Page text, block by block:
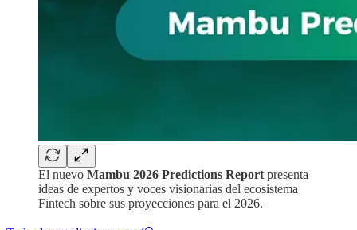
El nuevo Mambu 2026 Predictions Reportpresenta
ideas de expertos y voces visionarias del ecosistema
Fintech sobre sus proyecciones para el 2026.